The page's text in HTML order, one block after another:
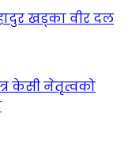
खड्का वीर दल
केसी नेतृत्वको